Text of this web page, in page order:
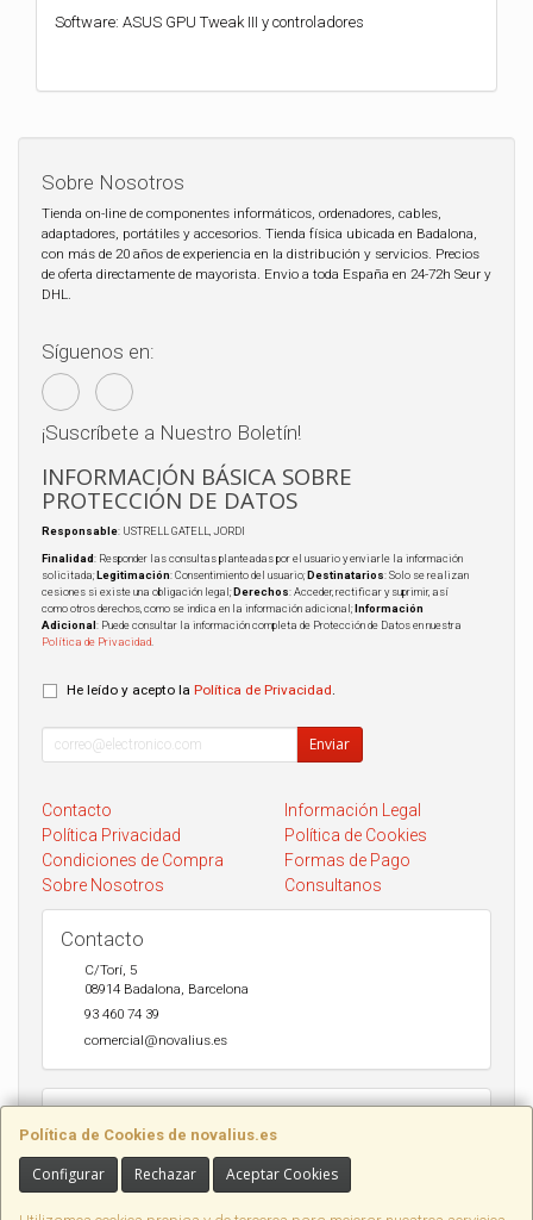
Software: ASUS GPU Tweak III y controladores
Política de Cookies de novalius.es
Configurar Rechazar Aceptar Cookies
Sobre Nosotros
Tienda on-line de componentes informáticos, ordenadores, cables,
adaptadores, portátiles y accesorios. Tienda física ubicada en Badalona,
con más de 20 años de experiencia en la distribución y servicios. Precios
de oferta directamente de mayorista. Envio a toda España en 24-72h Seur y
DHL.
Síguenos en:
¡Suscríbete a Nuestro Boletín!
INFORMACIÓN BÁSICA SOBRE
PROTECCIÓN DE DATOS
Responsable: USTRELL GATELL, JORDI
Finalidad: Responder las consultas planteadas por el usuario y enviarle la información
solicitada;Legitimación: Consentimiento del usuario;Destinatarios: Solo se realizan
cesiones si existe una obligación legal;Derechos: Acceder, rectificar y suprimir, así
como otros derechos, como se indica en la información adicional;Información
Adicional: Puede consultar la información completa de Protección de Datos en nuestra
Política de Privacidad
He leído y acepto la Política de Privacidad
Enviar
Contacto
Información Legal
Política Privacidad
Política de Cookies
Condiciones de Compra
Formas de Pago
Sobre Nosotros
Consultanos
Contacto
C/Torí, 5
08914 Badalona Barcelona
93 460 74 39
comercial@novalius.es
20h. Sábados de 10h a 14h. Envio a toda España en 24-72h Seur y
DHL.